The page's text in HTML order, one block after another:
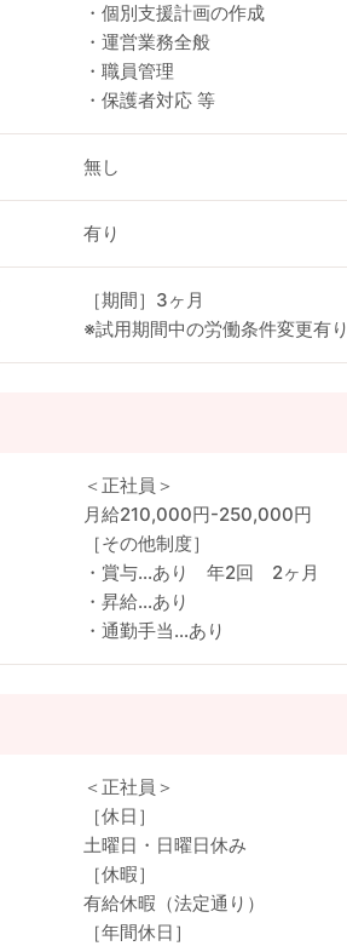
・個別支援計画の作成
・運営業務全般
・職員管理
・保護者対応 等
無し
有り
［期間］3ヶ月
※試用期間中の労働条件変更有り
＜正社員＞
月給210,000円-250,000円
［その他制度］
・賞与…あり 年2回 2ヶ月
・昇給…あり
・通勤手当…あり
＜正社員＞
［休日］
土曜日・日曜日休み
［休暇］
有給休暇（法定通り）
［年間休日］